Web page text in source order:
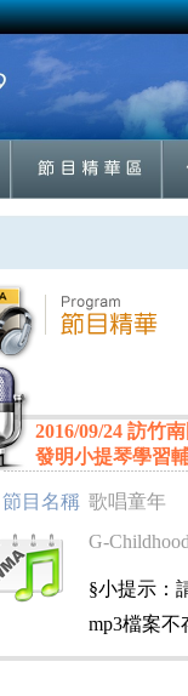
2016/09/24 訪竹
發明小提琴學習
節目名稱 歌唱童年
G-
§小提示：
mp3檔案不